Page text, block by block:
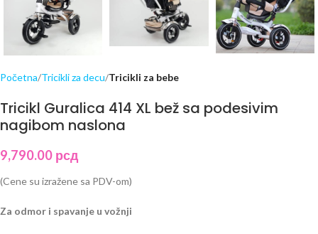
Početna Tricikli za decu Tricikli za bebe
Tricikl Guralica 414 XL bež sa podesivim
nagibom naslona
9,790.00 рсд
(Cene su izražene sa PDV-om)
Za odmor i spavanje u vožnji